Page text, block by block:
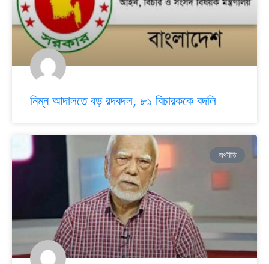
নিম্ন আদালতে বড় রদবদল, ৮১ বিচারককে বদলি
অর্থনীতি